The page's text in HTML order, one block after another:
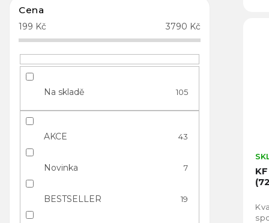
Cena
199 Kč 3790 Kč
Na skladě 105
AKCE 43
Novinka 7
BESTSELLER 19